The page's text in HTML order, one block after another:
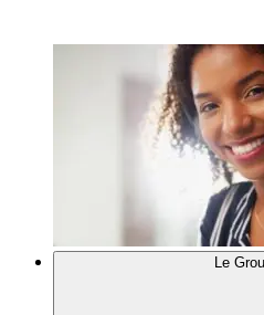
Le